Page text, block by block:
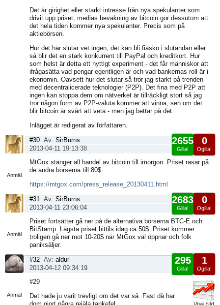
Det är girighet eller starkt intresse från nya spekulanter som
drivit upp priset, medias bevakning av bitcoin gör dessutom att
det hela tiden kommer nya spekulanter. Precis som på
aktiebörsen.
Hur det här slutar vet ingen, det kan bli fiasko i slutändan eller
så blir det en stark konkurrent till PayPal och kreditkort. Hur
som helst är detta ett nyttigt experiment - det får människor att
ifrågasätta vad pengar egentligen är och vad bankernas roll är i
ekonomin. Oavsett hur det slutar så tror jag starkt på trenden
med decentralicerade teknologier (P2P). Det fina med P2P att
ingen kan stoppa dem om nätverket är tillräckligt stort så jag
tror någon form av P2P-valuta kommer att vinna, sen om det
blir bitcoin är svårt att veta - men jag bettar på det.
Inlägget är redigerat av författaren.
Anmäl
0
Ogilla!
2655
Gilla!
#30 Av: SirBurns
2013-04-11 19:13:38
MtGox stänger all handel av bitcoin till imorgon. Priset rasar på
de andra börserna till 80$
https://mtgox.com/press_release_20130411.html
Anmäl
0
Ogilla!
2683
Gilla!
#31 Av: SirBurns
2013-04-11 23:06:04
Priset fortsätter gå ner på de alternativa börserna BTC-E och
BitStamp. Lägsta priset hittils idag ca 50$. Priset kommer
troligen gå ner mot 10-20$ när MtGox väl öppnar och folk
paniksäljer.
Anmäl
1
Ogilla!
295
Gilla!
#32 Av: aldur
2013-04-12 09:34:19
#29
Det hade ju varit trevligt om det var så. Fast då har